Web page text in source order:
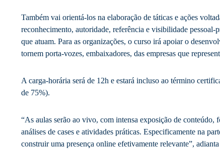
Também vai orientá-los na elaboração de táticas e ações
reconhecimento, autoridade, referência e visibilidade pessoal-
que atuam. Para as organizações, o curso irá apoiar o
tornem porta-vozes, embaixadores, das empresas que
A carga-horária será de 12h e estará incluso ao término
de 75%).
“As aulas serão ao vivo, com intensa exposição de conteúdo,
análises de cases e atividades práticas. Especificamente na
construir uma presença online efetivamente relevante”,